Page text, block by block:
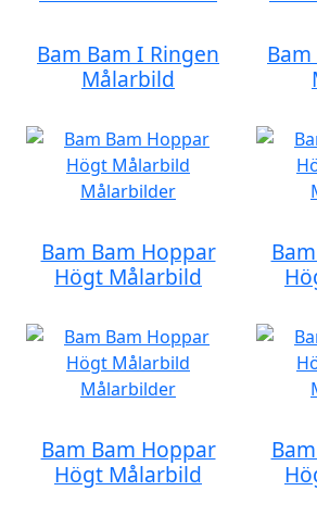
Bam Bam I Ringen
Målarbild
Bam Bam Hoppar
Högt Målarbild
Bam Bam Hoppar
Högt Målarbild